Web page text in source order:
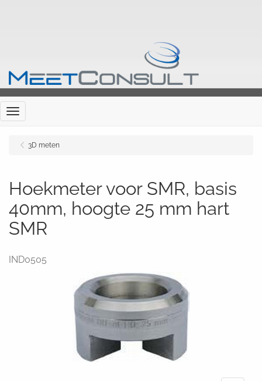
Menu
3D meten
Hoekmeter voor SMR, basis
40mm, hoogte 25 mm hart
SMR
IND0505